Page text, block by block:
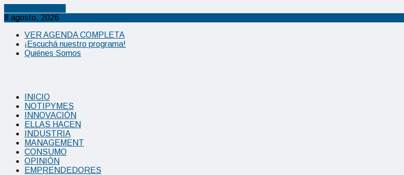
8 agosto, 2026
VER AGENDA COMPLETA
¡Escuchá nuestro programa!
Quiénes Somos
INICIO
NOTIPYMES
INNOVACIÓN
ELLAS HACEN
INDUSTRIA
MANAGEMENT
CONSUMO
OPINIÓN
EMPRENDEDORES